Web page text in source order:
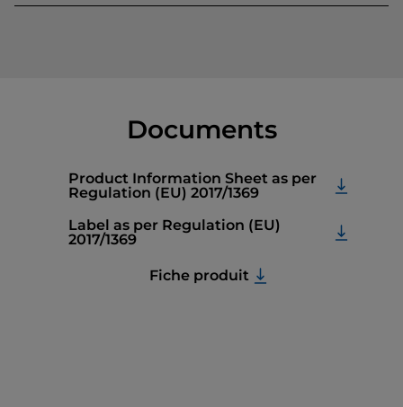
Documents
Product Information Sheet as per
Regulation (EU) 2017/1369
Label as per Regulation (EU)
2017/1369
Fiche produit